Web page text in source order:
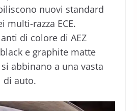
nuovi standard
multi-razza ECE.
di colore di AEZ
e graphite matte
abbinano a una vasta
di auto.